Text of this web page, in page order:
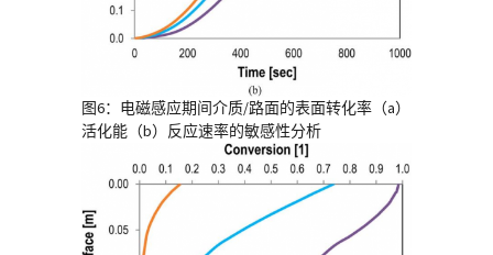
图6：电磁感应期间介质/路面的表面转化率（a）
活化能（b）反应速率的敏感性分析